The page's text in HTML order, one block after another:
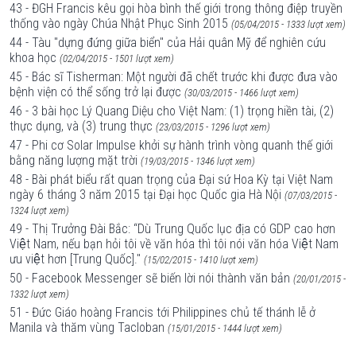
43 - ĐGH Francis kêu gọi hòa bình thế giới trong thông điệp truyền
thống vào ngày Chúa Nhật Phục Sinh 2015 (05/04/2015 - 1333 lượt xem)
44 - Tàu "dựng đứng giữa biển" của Hải quân Mỹ để nghiên cứu
khoa học (02/04/2015 - 1501 lượt xem)
45 - Bác sĩ Tisherman: Một người đã chết trước khi được đưa vào
bệnh viện có thể sống trở lại được (30/03/2015 - 1466 lượt xem)
46 - 3 bài học Lý Quang Diệu cho Việt Nam: (1) trọng hiền tài, (2)
thực dụng, và (3) trung thực (23/03/2015 - 1296 lượt xem)
47 - Phi cơ Solar Impulse khởi sự hành trình vòng quanh thế giới
bằng năng lượng mặt trời (19/03/2015 - 1346 lượt xem)
48 - Bài phát biểu rất quan trọng của Đại sứ Hoa Kỳ tại Việt Nam
ngày 6 tháng 3 năm 2015 tại Đại học Quốc gia Hà Nội (07/03/2015 -
1324 lượt xem)
49 - Thị Trưởng Đài Bắc: “Dù Trung Quốc lục địa có GDP cao hơn
Việt Nam, nếu bạn hỏi tôi về văn hóa thì tôi nói văn hóa Việt Nam
ưu việt hơn [Trung Quốc]." (15/02/2015 - 1410 lượt xem)
50 - Facebook Messenger sẽ biến lời nói thành văn bản (20/01/2015 -
1332 lượt xem)
51 - Đức Giáo hoàng Francis tới Philippines chủ tế thánh lễ ở
Manila và thăm vùng Tacloban (15/01/2015 - 1444 lượt xem)